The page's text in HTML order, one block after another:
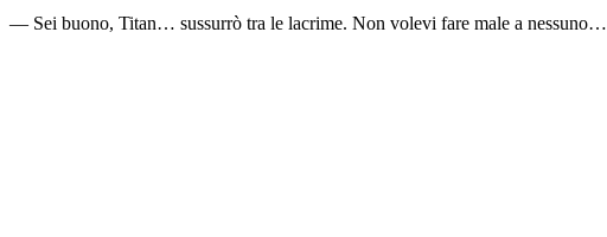
— Sei buono, Titan… sussurrò tra le lacrime. Non volevi fare male a nessuno…